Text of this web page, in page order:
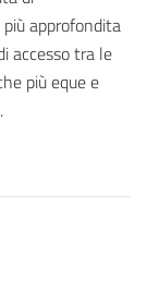
approfondita
accesso tra le
più eque e